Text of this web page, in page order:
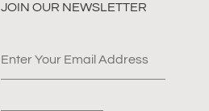
JOIN OUR NEWSLETTER